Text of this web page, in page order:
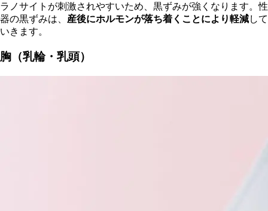
ラノサイトが刺激されやすいため、黒ずみが強くなります。性
器の黒ずみは、 産後にホルモンが落ち着くことにより軽減して
いきます。
胸（乳輪・乳頭）